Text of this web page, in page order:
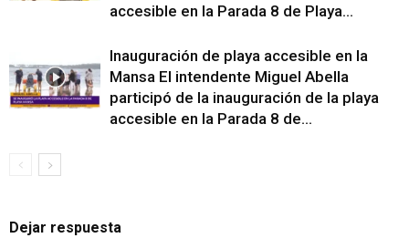
accesible en la Parada 8 de Playa...
Inauguración de playa accesible en la
Mansa El intendente Miguel Abella
participó de la inauguración de la playa
accesible en la Parada 8 de...
Dejar respuesta